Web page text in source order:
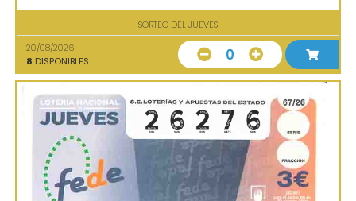
SORTEO DEL JUEVES
20/08/2026
8 DISPONIBLES 0